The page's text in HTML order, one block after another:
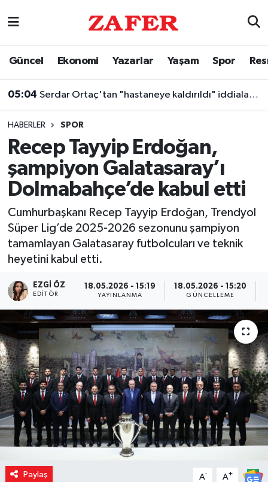
Güncel Ekonomi Yazarlar Yaşam Spor
05:04 Serdar Ortaç'tan "hastaneye kaldırıldı" iddialarına yanıt
HABERLER SPOR
Recep Tayyip Erdoğan,
şampiyon Galatasaray’ı
Dolmabahçe’de kabul etti
Cumhurbaşkanı Recep Tayyip Erdoğan, Trendyol
Süper Lig’de 2025-2026 sezonunu şampiyon
tamamlayan Galatasaray futbolcuları ve teknik
heyetini kabul etti.
EZGI ÖZ
EDITÖR
18.05.2026 - 15:19
YAYINLANMA
18.05.2026 - 15:20
GÜNCELLEME
Paylaş A- A+
Nöbetçi Eczaneler
Trafik Durumu
Süper Lig Puan Durumu ve Fikstür
Tüm Manşetler
Son Dakika Haberleri
Haber Arşivi